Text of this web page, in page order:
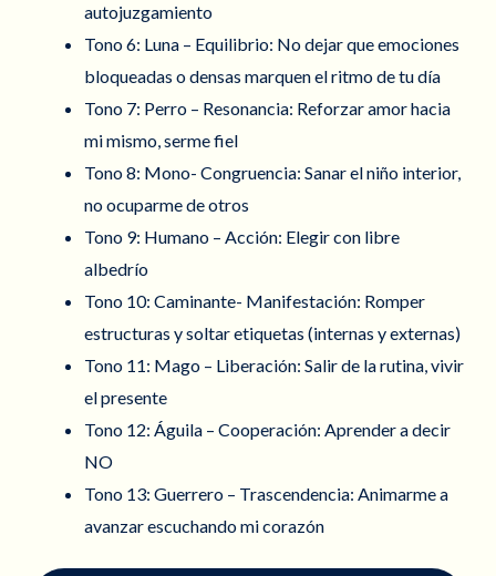
autojuzgamiento
Tono 6: Luna – Equilibrio: No dejar que emociones
bloqueadas o densas marquen el ritmo de tu día
Tono 7: Perro – Resonancia: Reforzar amor hacia
mi mismo, serme fiel
Tono 8: Mono- Congruencia: Sanar el niño interior,
no ocuparme de otros
Tono 9: Humano – Acción: Elegir con libre
albedrío
Tono 10: Caminante- Manifestación: Romper
estructuras y soltar etiquetas (internas y externas)
Tono 11: Mago – Liberación: Salir de la rutina, vivir
el presente
Tono 12: Águila – Cooperación: Aprender a decir
NO
Tono 13: Guerrero – Trascendencia: Animarme a
avanzar escuchando mi corazón